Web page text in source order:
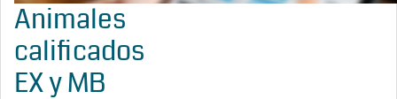
Animales
calificados
EX y MB